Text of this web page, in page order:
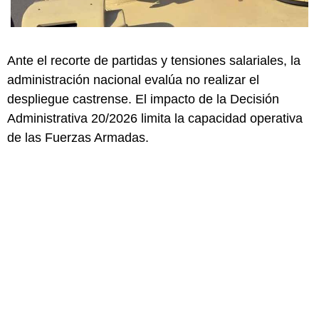
Ante el recorte de partidas y tensiones salariales, la
administración nacional evalúa no realizar el
despliegue castrense. El impacto de la Decisión
Administrativa 20/2026 limita la capacidad operativa
de las Fuerzas Armadas.